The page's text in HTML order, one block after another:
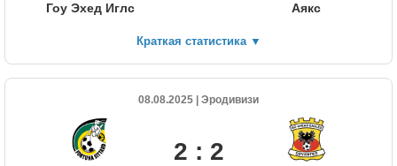
Гоу Эхед Иглс Аякс
Краткая статистика ▼
08.08.2025 | Эродивизи
2 : 2